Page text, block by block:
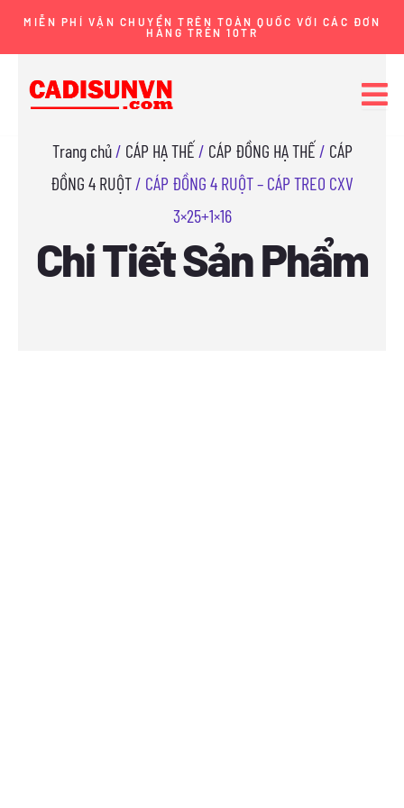
Nhảy
MIỄN PHÍ VẬN CHUYỂN TRÊN TOÀN QUỐC VỚI CÁC ĐƠN
HÀNG TRÊN 10TR
Trang chủ/ CÁP HẠ THẾ / CÁP ĐỒNG HẠ THẾ / CÁP
ĐỒNG 4 RUỘT / CÁP ĐỒNG 4 RUỘT – CÁP TREO CXV
3×25+1×16
Chi Tiết Sản Phẩm